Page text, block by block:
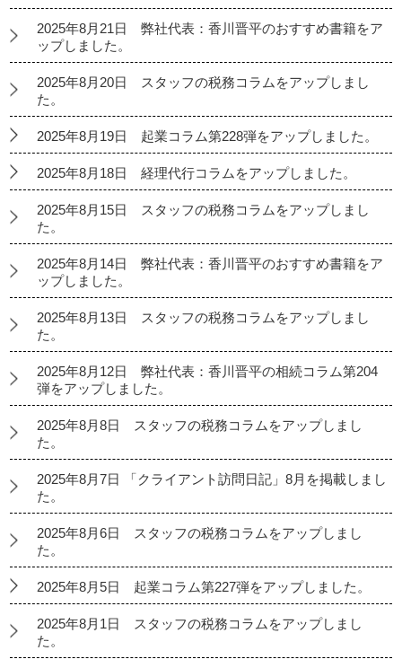
2025年8月21日 弊社代表：香川晋平のおすすめ書籍をア
ップしました。
2025年8月20日 スタッフの税務コラムをアップしまし
た。
2025年8月19日 起業コラム第228弾をアップしました。
2025年8月18日 経理代行コラムをアップしました。
2025年8月15日 スタッフの税務コラムをアップしまし
た。
2025年8月14日 弊社代表：香川晋平のおすすめ書籍をア
ップしました。
2025年8月13日 スタッフの税務コラムをアップしまし
た。
2025年8月12日 弊社代表：香川晋平の相続コラム第204
弾をアップしました。
2025年8月8日 スタッフの税務コラムをアップしまし
た。
2025年8月7日 「クライアント訪問日記」8月を掲載しまし
た。
2025年8月6日 スタッフの税務コラムをアップしまし
た。
2025年8月5日 起業コラム第227弾をアップしました。
2025年8月1日 スタッフの税務コラムをアップしまし
た。